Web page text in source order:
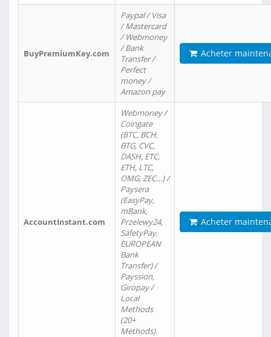
BuyPremiumKey.com
Paypal / Visa
/ Mastercard
/ Webmoney
/ Bank
Transfer /
Perfect
money /
Amazon pay
Acheter
AccountInstant.com
Webmoney /
Coingate
(BTC, BCH,
BTG, CVC,
DASH, ETC,
ETH, LTC,
OMG, ZEC…) /
Paysera
(EasyPay,
mBank,
Przelewy24,
SafetyPay,
EUROPEAN
Bank
Transfer) /
Payssion,
Giropay /
Local
Methods
(20+
Methods)
Acheter